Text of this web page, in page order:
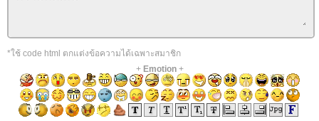
*ใช้ code html ตกแต่งข้อความได้เฉพาะสมาชิก
+ Emotion+